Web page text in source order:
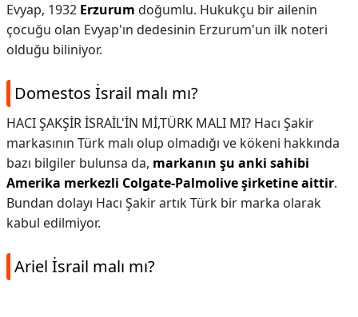
Evyap, 1932 Erzurum doğumlu. Hukukçu bir ailenin
çocuğu olan Evyap'ın dedesinin Erzurum'un ilk noteri
olduğu biliniyor.
Domestos İsrail malı mı?
HACI ŞAKŞİR İSRAİL'İN Mİ,TÜRK MALI MI? Hacı Şakir
markasının Türk malı olup olmadığı ve kökeni hakkında
bazı bilgiler bulunsa da, markanın şu anki sahibi
Amerika merkezli Colgate-Palmolive şirketine aittir.
Bundan dolayı Hacı Şakir artık Türk bir marka olarak
kabul edilmiyor.
Ariel İsrail malı mı?